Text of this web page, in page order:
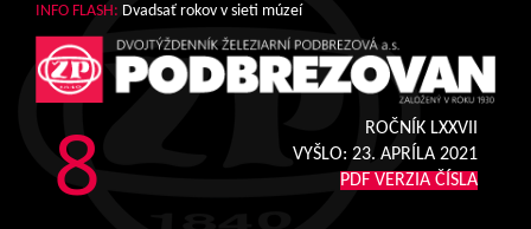
INFO FLASH: Dvadsať rokov v sieti múzeí
8
ROČNÍK LXXVII
VYŠLO: 23. APRÍLA 2021
PDF VERZIA ČÍSLA